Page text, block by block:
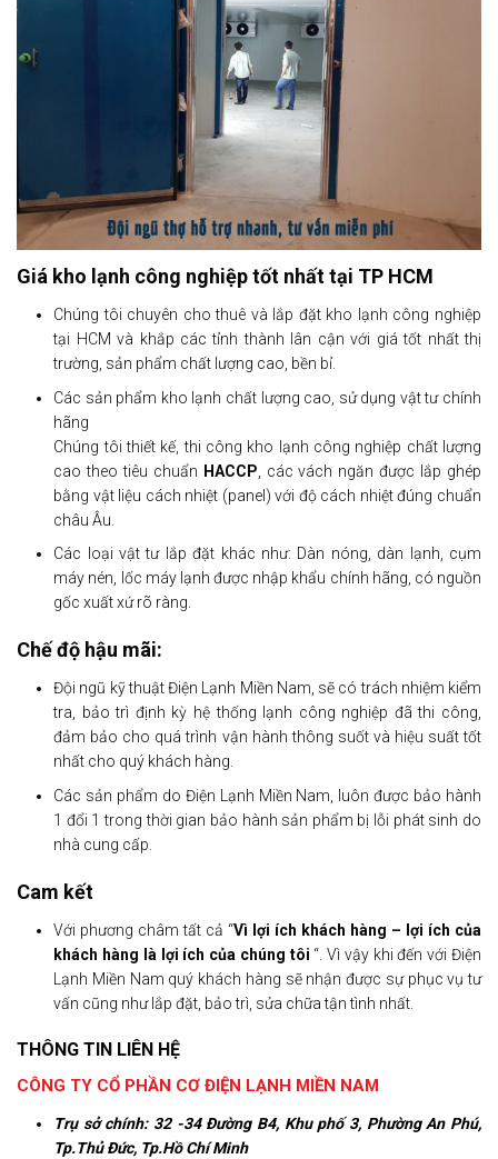
Giá kho lạnh công nghiệp tốt nhất tại TP HCM
Chúng tôi chuyên cho thuê và lắp đặt kho lạnh công nghiệp
tại HCM và khắp các tỉnh thành lân cận với giá tốt nhất thị
trường, sản phẩm chất lượng cao, bền bỉ.
Các sản phẩm kho lạnh chất lượng cao, sử dụng vật tư chính
hãng
Chúng tôi thiết kế, thi công kho lạnh công nghiệp chất lượng
cao theo tiêu chuẩn HACCP , các vách ngăn được lắp ghép
bằng vật liệu cách nhiệt (panel) với độ cách nhiệt đúng chuẩn
châu Âu.
Các loại vật tư lắp đặt khác như: Dàn nóng, dàn lạnh, cụm
máy nén, lốc máy lạnh được nhập khẩu chính hãng, có nguồn
gốc xuất xứ rõ ràng.
Chế độ hậu mãi:
Đội ngũ kỹ thuật Điện Lạnh Miền Nam, sẽ có trách nhiệm kiểm
tra, bảo trì định kỳ hệ thống lạnh công nghiệp đã thi công,
đảm bảo cho quá trình vận hành thông suốt và hiệu suất tốt
nhất cho quý khách hàng.
Các sản phẩm do Điện Lạnh Miền Nam, luôn được bảo hành
1 đổi 1 trong thời gian bảo hành sản phẩm bị lỗi phát sinh do
nhà cung cấp.
Cam kết
Với phương châm tất cả “Vì lợi ích khách hàng – lợi ích của
khách hàng là lợi ích của chúng tôi “. Vì vậy khi đến với Điện
Lạnh Miền Nam quý khách hàng sẽ nhận được sự phục vụ tư
vấn cũng như lắp đặt, bảo trì, sửa chữa tận tình nhất.
THÔNG TIN LIÊN HỆ
CÔNG TY CỔ PHẦN CƠ ĐIỆN LẠNH MIỀN NAM
Trụ sở chính: 32 -34 Đường B4, Khu phố 3, Phường An Phú,
Tp.Thủ Đức, Tp.Hồ Chí Minh